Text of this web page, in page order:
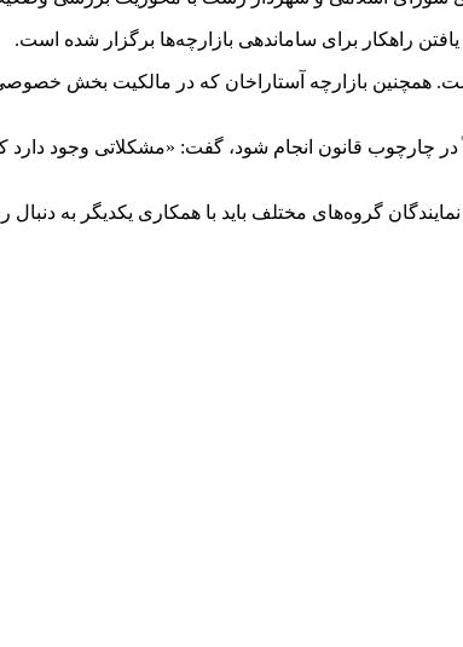
راهکار برای ساماندهی بازارچه‌ها برگزار شده است.
شهید سلیمانی، رای کمیسیون ماده ۵ دریافت شده است. همچنین بازارچه
چارچوب قانون انجام شود، گفت: «مشکلاتی وجود دارد که
گروه‌های مختلف باید با همکاری یکدیگر به